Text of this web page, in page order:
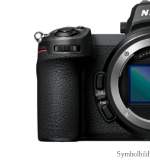
Symbolbild